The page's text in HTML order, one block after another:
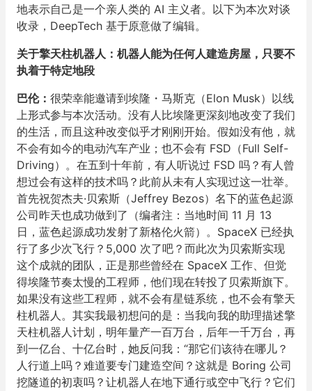
地表示自己是一个亲人类的 AI 主义者。以下为本次对谈
收录，DeepTech 基于原意做了编辑。
关于擎天柱机器人：机器人能为任何人建造房屋，只要不
执着于特定地段
巴伦： 很荣幸能邀请到埃隆・马斯克（Elon Musk）以线
上形式参与本次活动。没有人比埃隆更深刻地改变了我们
的生活，而且这种改变似乎才刚刚开始。假如没有他，就
不会有如今的电动汽车产业；也不会有 FSD（Full Self-
Driving）。在五到十年前，有人听说过 FSD 吗？有人曾
想过会有这样的技术吗？此前从未有人实现过这一壮举。
首先祝贺杰夫·贝索斯（Jeffrey Bezos）名下的蓝色起源
公司昨天也成功做到了（编者注：当地时间 11 月 13
日，蓝色起源成功发射了新格伦火箭）。SpaceX 已经执
行了多少次飞行？5,000 次了吧？而此次为贝索斯实现
这个成就的团队，正是那些曾经在 SpaceX 工作、但觉
得埃隆节奏太慢的工程师，他们现在转投了贝索斯旗下。
如果没有这些工程师，就不会有星链系统，也不会有擎天
柱机器人。其实我最初想问的是：当我向我的助理描述擎
天柱机器人计划，明年量产一百万台，后年一千万台，再
到一亿台、十亿台时，她反问我：“那它们该待在哪儿？
人行道上吗？难道要专门建造空间？这就是 Boring 公司
挖隧道的初衷吗？让机器人在地下通行或空中飞行？它们